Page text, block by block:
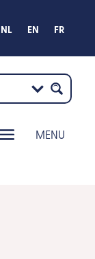
NL EN FR